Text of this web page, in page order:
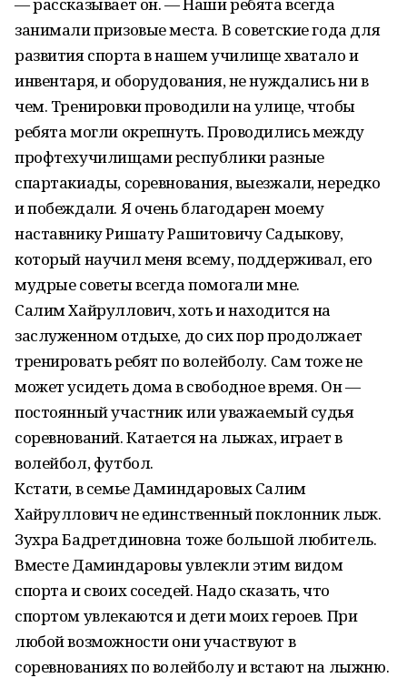
занимали призовые места. В советские года для
развития спорта в нашем училище хватало и
инвентаря, и оборудования, не нуждались ни в
чем. Тренировки проводили на улице, чтобы
ребята могли окрепнуть. Проводились между
профтехучилищами республики разные
спартакиады, соревнования, выезжали, нередко
и побеждали. Я очень благодарен моему
наставнику Ришату Рашитовичу Садыкову,
который научил меня всему, поддерживал, его
мудрые советы всегда помогали мне.
Салим Хайруллович, хоть и находится на
заслуженном отдыхе, до сих пор продолжает
тренировать ребят по волейболу. Сам тоже не
может усидеть дома в свободное время. Он —
постоянный участник или уважаемый судья
соревнований. Катается на лыжах, играет в
волейбол, футбол.
Кстати, в семье Даминдаровых Салим
Хайруллович не единственный поклонник лыж.
Зухра Бадретдиновна тоже большой любитель.
Вместе Даминдаровы увлекли этим видом
спорта и своих соседей. Надо сказать, что
спортом увлекаются и дети моих героев. При
любой возможности они участвуют в
соревнованиях по волейболу и встают на лыжню.